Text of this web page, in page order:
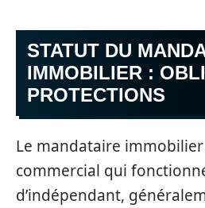
STATUT DU
IMMOBILIER :
PROTECTIONS
Le mandataire
commercial qui
d’indépendant,